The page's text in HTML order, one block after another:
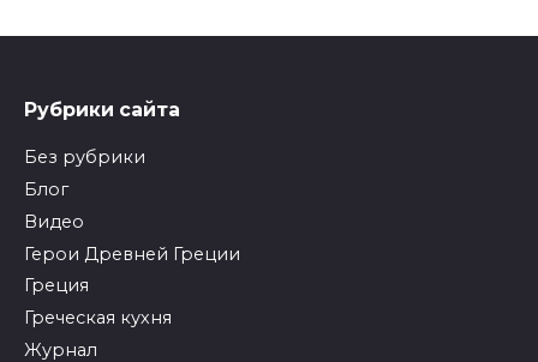
Рубрики сайта
Без рубрики
Блог
Видео
Герои Древней Греции
Греция
Греческая кухня
Журнал